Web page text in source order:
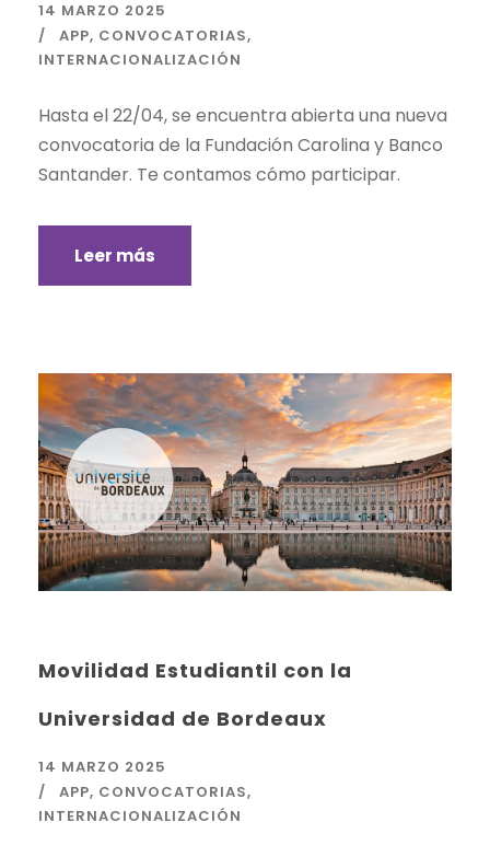
14 MARZO 2025
APP, CONVOCATORIAS,
INTERNACIONALIZACIÓN
Hasta el 22/04, se encuentra abierta una nueva
convocatoria de la Fundación Carolina y Banco
Santander. Te contamos cómo participar.
Leer más
Movilidad Estudiantil con la
Universidad de Bordeaux
14 MARZO 2025
APP, CONVOCATORIAS,
INTERNACIONALIZACIÓN